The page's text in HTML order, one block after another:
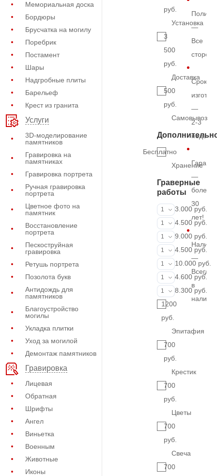
Мемориальная доска
Бордюры
Брусчатка на могилу
Поребрик
Постамент
Шары
Надгробные плиты
Барельеф
Крест из гранита
Услуги
3D-моделирование
памятников
Гравировка на
памятниках
Гравировка портрета
Ручная гравировка
портрета
Цветное фото на
памятник
Восстановление
портрета
Пескоструйная
гравировка
Ретушь портрета
Позолота букв
Антидождь для
памятников
Благоустройство
могилы
Укладка плитки
Уход за могилой
Демонтаж памятников
Гравировка
Лицевая
Обратная
Шрифты
Ангел
Виньетка
Военным
Животные
Иконы
руб.
Установка
3
500
руб.
Доставка
500
руб.
Самовывоз
Бесплатно
Хранение
Граверные
работы
ФИО и даты
1
3.000 руб.
ФИО и даты
1
4.500 руб.
ФИО и даты
1
9.000 руб.
Портрет
1
4.500 руб.
Портрет
1
10.000 руб.
Фотокерамика
1
4.600 руб.
Фото на
1
8.300 руб.
1200
руб.
Эпитафия
700
руб.
Крестик
700
руб.
Цветы
700
руб.
Свеча
700
—
Все
Срок
—
2-3
недель
—
более
30
лет!
—
Всегда
в